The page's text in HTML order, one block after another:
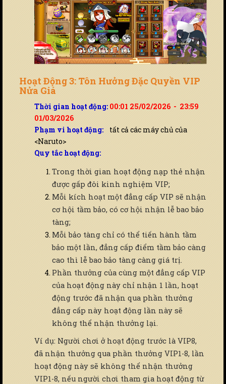
Hoạt Động 3: Tôn Hưởng Đặc Quyền VIP
Nửa Giá
Thời gian hoạt động: 00:01 25/02/2026 - 23:59
01/03/2026
Phạm vi hoạt động: tất cả các máy chủ của
<Naruto>
Quy tắc hoạt động:
Trong thời gian hoạt động nạp thẻ nhận
được gấp đôi kinh nghiệm VIP;
Mỗi kích hoạt một đẳng cấp VIP sẽ nhận
cơ hội tầm bảo, có cơ hội nhận lễ bao bảo
tàng;
Mỗi bảo tàng chỉ có thể tiến hành tầm
bảo một lần, đẳng cấp điểm tầm bảo càng
cao thì lễ bao bảo tàng càng giá trị.
Phần thưởng của cùng một đẳng cấp VIP
của hoạt động này chỉ nhận 1 lần, hoạt
động trước đã nhận qua phần thưởng
đẳng cấp này hoạt động lần này sẽ
không thể nhận thưởng lại.
Ví dụ: Người chơi ở hoạt động trước là VIP8,
đã nhận thưởng qua phần thưởng VIP1-8, lần
hoạt động này sẽ không thể nhận thưởng
VIP1-8, nếu người chơi tham gia hoạt động từ